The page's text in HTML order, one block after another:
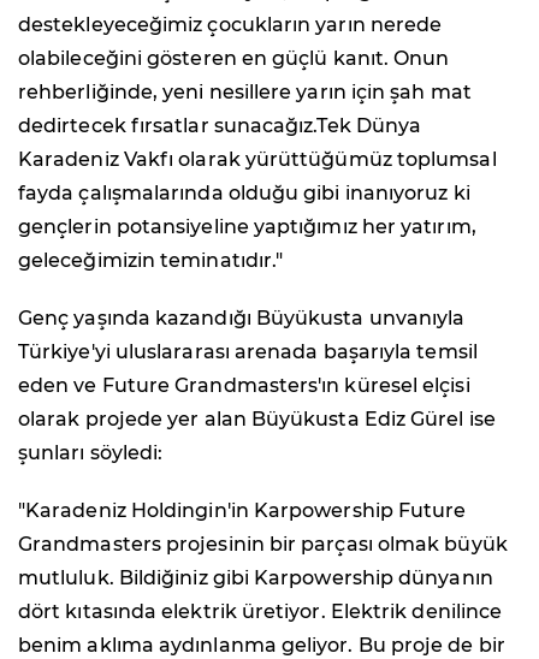
destekleyeceğimiz çocukların yarın nerede
olabileceğini gösteren en güçlü kanıt. Onun
rehberliğinde, yeni nesillere yarın için şah mat
dedirtecek fırsatlar sunacağız.Tek Dünya
Karadeniz Vakfı olarak yürüttüğümüz toplumsal
fayda çalışmalarında olduğu gibi inanıyoruz ki
gençlerin potansiyeline yaptığımız her yatırım,
geleceğimizin teminatıdır."
Genç yaşında kazandığı Büyükusta unvanıyla
Türkiye'yi uluslararası arenada başarıyla temsil
eden ve Future Grandmasters'ın küresel elçisi
olarak projede yer alan Büyükusta Ediz Gürel ise
şunları söyledi:
"Karadeniz Holdingin'in Karpowership Future
Grandmasters projesinin bir parçası olmak büyük
mutluluk. Bildiğiniz gibi Karpowership dünyanın
dört kıtasında elektrik üretiyor. Elektrik denilince
benim aklıma aydınlanma geliyor. Bu proje de bir